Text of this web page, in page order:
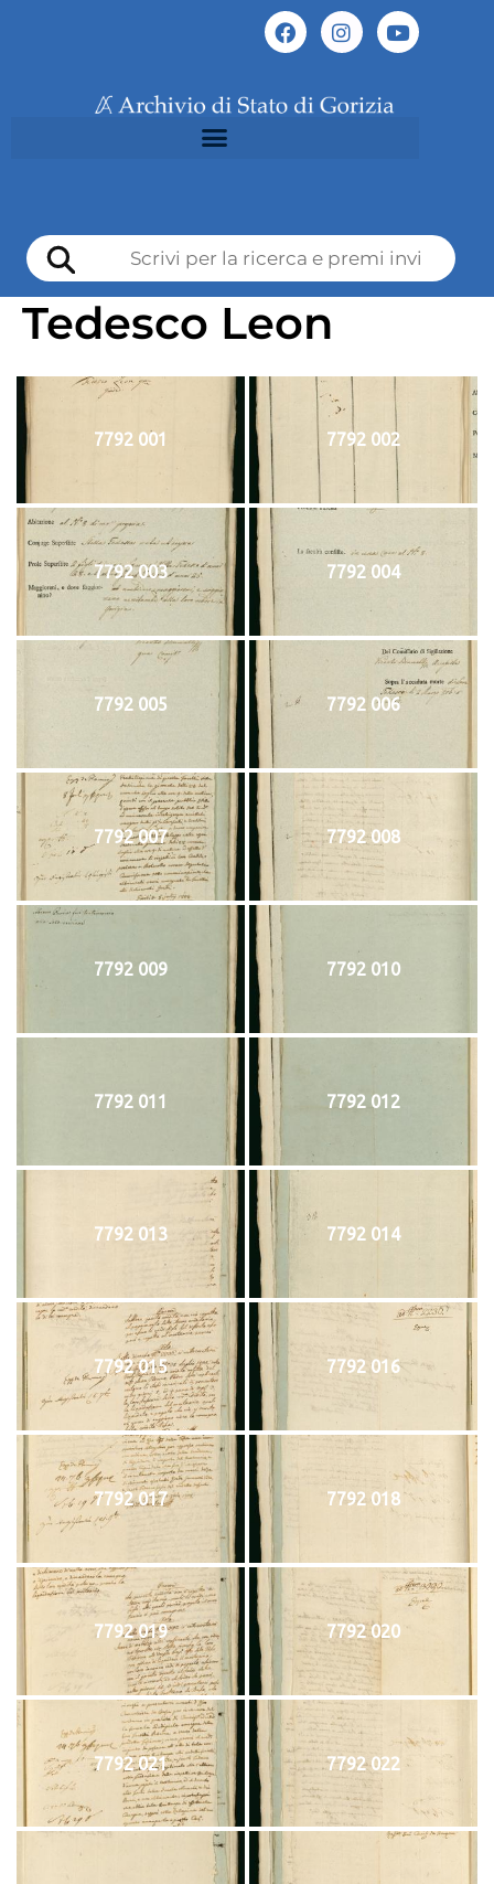
Tedesco Leon
7792 001 7792 002
7792 003 7792 004
7792 005 7792 006
7792 007 7792 008
7792 009 7792 010
7792 011 7792 012
7792 013 7792 014
7792 015 7792 016
7792 017 7792 018
7792 019 7792 020
7792 021 7792 022